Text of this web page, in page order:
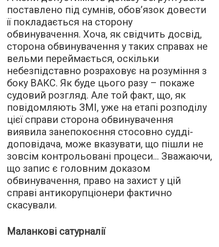
поставлено під сумнів, обов’язок довести
її покладається на сторону
обвинувачення. Хоча, як свідчить досвід,
сторона обвинувачення у таких справах не
вельми переймається, оскільки
небезпідставно розраховує на розуміння з
боку ВАКС. Як буде цього разу – покаже
судовий розгляд. Але той факт, що, як
повідомляють ЗМІ, уже на етапі розподілу
цієї справи сторона обвинувачення
виявила занепокоєння стосовно судді-
доповідача, може вказувати, що пішли не
зовсім контрольовані процеси… Зважаючи,
що запис є головним доказом
обвинувачення, право на захист у цій
справі антикорупціонери фактично
скасували.
Маланкові сатурналії